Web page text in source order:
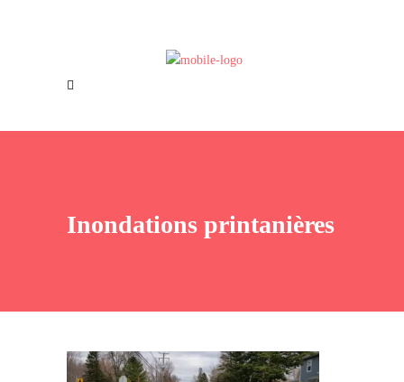
Offres d’emploi
Inondations printanières